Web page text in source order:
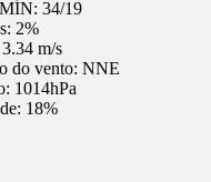
34/19
2%
3.34 m/s
do vento: NNE
1014hPa
18%